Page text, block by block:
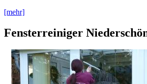
[mehr]
Fensterreiniger